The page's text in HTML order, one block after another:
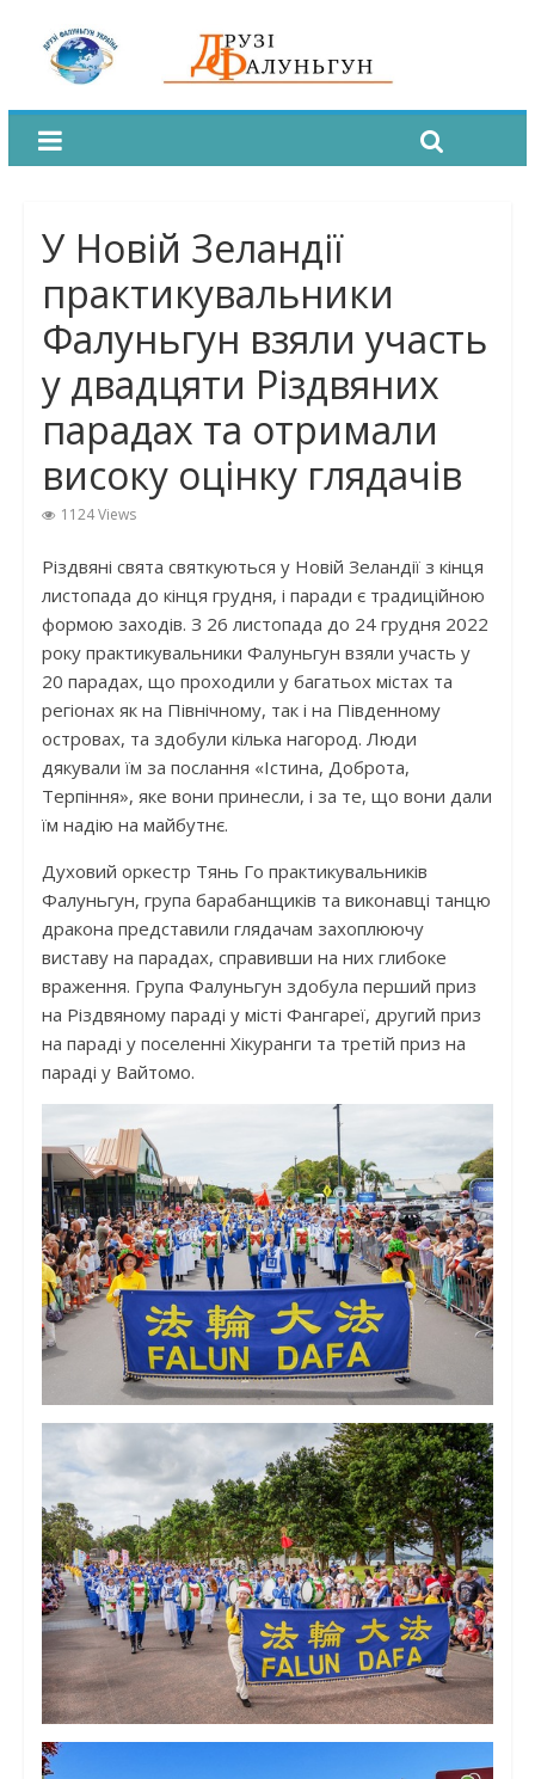
У Новій Зеландії
практикувальники
Фалуньгун взяли участь
у двадцяти Різдвяних
парадах та отримали
високу оцінку глядачів
1124 Views
Різдвяні свята святкуються у Новій Зеландії з кінця
листопада до кінця грудня, і паради є традиційною
формою заходів. З 26 листопада до 24 грудня 2022
року практикувальники Фалуньгун взяли участь у
20 парадах, що проходили у багатьох містах та
регіонах як на Північному, так і на Південному
островах, та здобули кілька нагород. Люди
дякували їм за послання «Істина, Доброта,
Терпіння», яке вони принесли, і за те, що вони дали
їм надію на майбутнє.
Духовий оркестр Тянь Го практикувальників
Фалуньгун, група барабанщиків та виконавці танцю
дракона представили глядачам захоплюючу
виставу на парадах, справивши на них глибоке
враження. Група Фалуньгун здобула перший приз
на Різдвяному параді у місті Фангареї, другий приз
на параді у поселенні Хікуранги та третій приз на
параді у Вайтомо.